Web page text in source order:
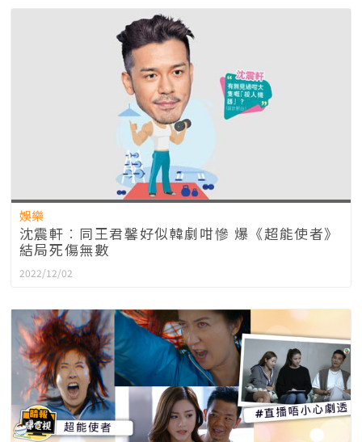
娛樂
沈震軒︰同王君馨好似韓劇咁慘 爆《超能使者》
結局死傷無數
2022/12/02